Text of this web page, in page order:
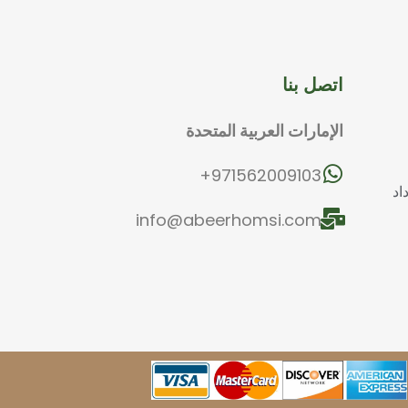
اتصل بنا
الإمارات العربية المتحدة
971562009103+
info@abeerhomsi.com